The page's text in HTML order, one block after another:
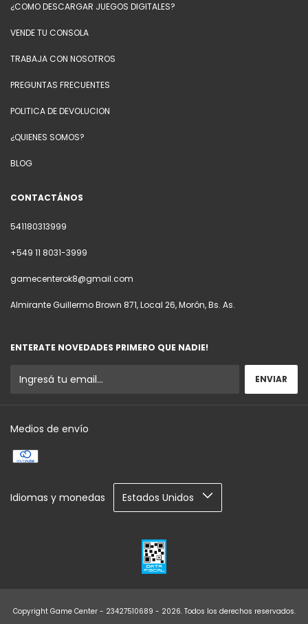
¿COMO DESCARGAR JUEGOS DIGITALES?
VENDE TU CONSOLA
TRABAJA CON NOSOTROS
PREGUNTAS FRECUENTES
POLITICA DE DEVOLUCION
¿QUIENES SOMOS?
BLOG
CONTACTÁNOS
541180313999
+549 11 8031-3999
gamecenterok8@gmail.com
Almirante Guillermo Brown 871, Local 26, Morón, Bs. As.
ENTERATE NOVEDADES PRIMERO QUE NADIE!
Medios de envío
Idiomas y monedas
Copyright Game Center - 23427510689 - 2026. Todos los derechos reservados.